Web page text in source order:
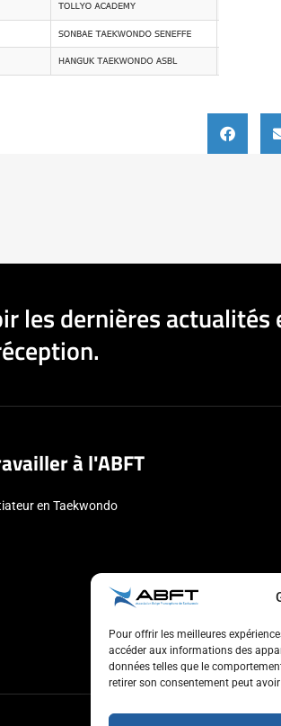
Pour offrir les meilleures
accéder aux informations des
données telles que le
retirer son consentement peut
les dernières actualités
à l'ABFT
en Taekwondo